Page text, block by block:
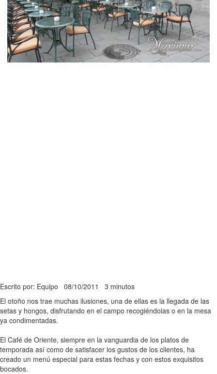
Escrito por: Equipo 08/10/2011 3 minutos
El otoño nos trae muchas ilusiones, una de ellas es la llegada de las
setas y hongos, disfrutando en el campo recogiéndolas o en la mesa
ya condimentadas.
El Café de Oriente, siempre en la vanguardia de los platos de
temporada así como de satisfacer los gustos de los clientes, ha
creado un menú especial para estas fechas y con estos exquisitos
bocados.